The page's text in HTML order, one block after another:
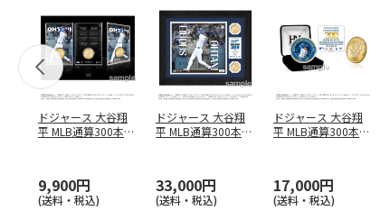
ドジャース 大谷翔
平 MLB通算300本塁
9,900円
(送料・税込)
ドジャース 大谷翔
平 MLB通算300本塁
33,000円
(送料・税込)
ドジャース 大谷翔
平 MLB通算300本塁
17,000円
(送料・税込)